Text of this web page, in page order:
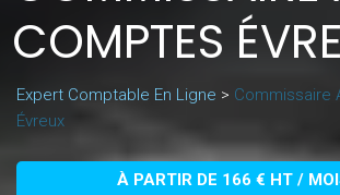
COMPTES
Expert Comptable En Ligne > Commissaire
Évreux
À PARTIR DE 166 € HT /